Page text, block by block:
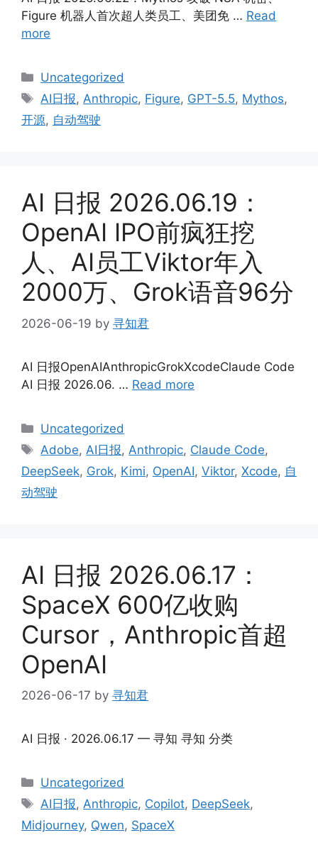
Figure 机器人首次超人类员工、美团免 … Read
more
Categories
Uncategorized
Tags
AI日报,Anthropic, Figure, GPT-5.5, Mythos,
开源, 自动驾驶
AI 日报 2026.06.19：
OpenAI IPO前疯狂挖
人、AI员工Viktor年入
2000万、Grok语音96分
2026-06-19 by 寻知君
AI 日报OpenAIAnthropicGrokXcodeClaude Code
AI 日报 2026.06. … Read more
Categories
Uncategorized
Tags
Adobe, AI日报, Anthropic, Claude Code,
DeepSeek, Grok, Kimi, OpenAI, Viktor, Xcode, 自
动驾驶
AI 日报 2026.06.17：
SpaceX 600亿收购
Cursor，Anthropic首超
OpenAI
2026-06-17 by 寻知君
AI 日报 · 2026.06.17 — 寻知 寻知 分类
Categories
Uncategorized
Tags
AI日报,Anthropic, Copilot, DeepSeek,
Midjourney, Qwen, SpaceX